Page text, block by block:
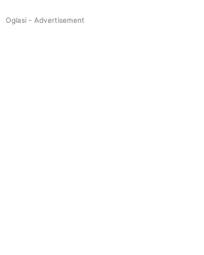
Oglasi - Advertisement